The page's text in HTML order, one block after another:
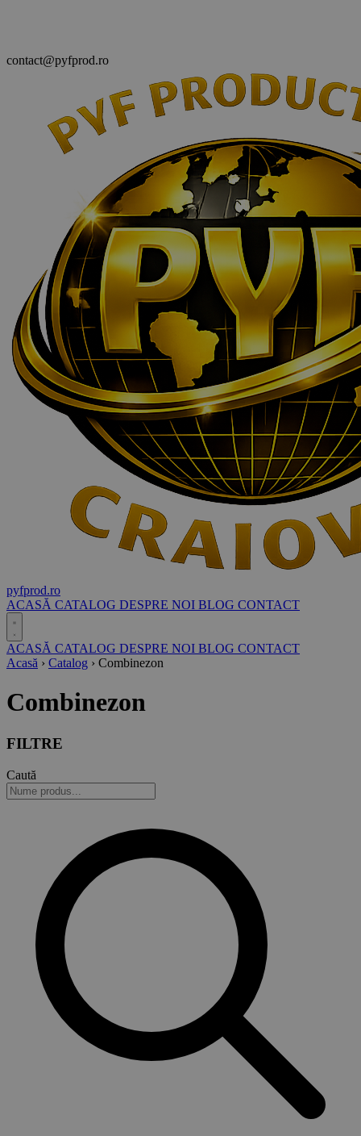
contact@pyfprod.ro
pyfprod.ro
ACASĂ CATALOG DESPRE NOI BLOG CONTACT
ACASĂ CATALOG DESPRE NOI BLOG CONTACT
Acasă › Catalog › Combinezon
Combinezon
FILTRE
Caută